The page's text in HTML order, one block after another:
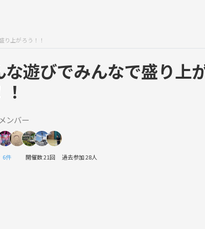
り上がろう！！
な遊びでみんなで盛り上
ンバー
6件 開催数 21回 過去参加 28人